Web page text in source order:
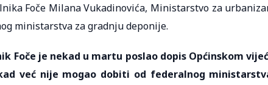
Foče Milana Vukadinovića, Ministarstvo za
ministarstva za gradnju deponije.
Foče je nekad u martu poslao dopis Općinskom
već nije mogao dobiti od federalnog